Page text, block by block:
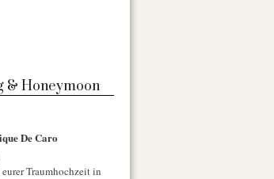
& Honeymoon
De Caro
Traumhochzeit in